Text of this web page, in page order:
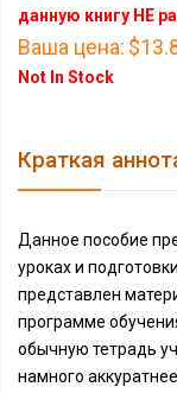
данную книгу НЕ
Ваша цена:
Not In Stock
Краткая
Данное пособие
уроках и
представлен
программе
обычную тетрадь
намного